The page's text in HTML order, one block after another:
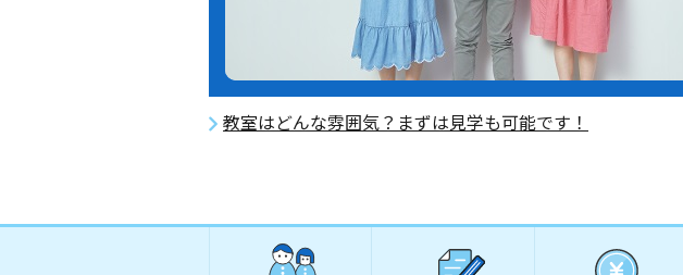
教室はどんな雰囲気？まずは見学も可能です！